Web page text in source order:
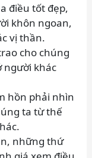
điều tốt đẹp,
khôn ngoan,
vị thần.
cho chúng
người khác
hồn phải nhìn
ta từ thế
những thứ